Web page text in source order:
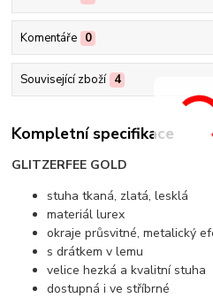
Komentáře 0
Související zboží 4
Kompletní specifikace
GLITZERFEE GOLD
stuha tkaná, zlatá, lesklá
materiál lurex
okraje průsvitné, metalický
s drátkem v lemu
velice hezká a kvalitní stuha
dostupná i ve stříbrné